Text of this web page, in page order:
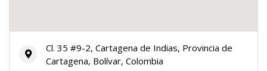
Cl. 35 #9-2, Cartagena de Indias, Provincia de
Cartagena, Bolívar, Colombia